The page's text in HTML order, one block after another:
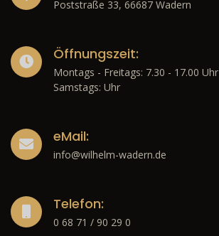
Poststraße 33, 66687 Wadern
Öffnungszeit:
Montags - Freitags: 7.30 - 17.00 Uhr
Samstags: Uhr
eMail:
info@wilhelm-wadern.de
Telefon:
0 68 71 / 90 29 0